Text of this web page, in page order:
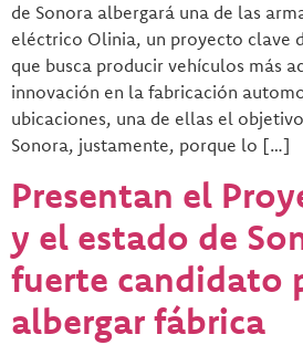
de Sonora albergará una de las
eléctrico Olinia, un proyecto clave
que busca producir vehículos más
innovación en la fabricación
ubicaciones, una de ellas el
Sonora, justamente, porque lo […]
Presentan el
y el estado de
fuerte candidato
albergar fábrica